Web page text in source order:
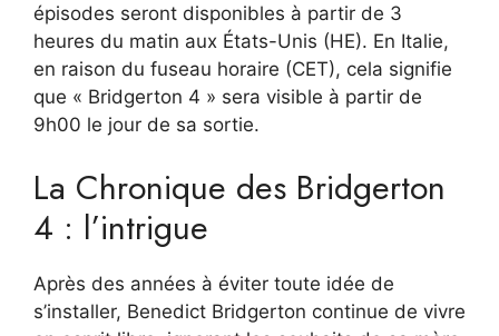
épisodes seront disponibles à partir de 3
heures du matin aux États-Unis (HE). En Italie,
en raison du fuseau horaire (CET), cela signifie
que « Bridgerton 4 » sera visible à partir de
9h00 le jour de sa sortie.
La Chronique des Bridgerton
4 : l’intrigue
Après des années à éviter toute idée de
s’installer, Benedict Bridgerton continue de vivre